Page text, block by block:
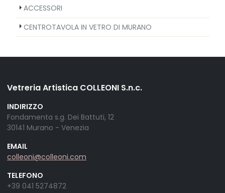
ACCESSORI
CENTROTAVOLA IN VETRO DI MURANO
Vetreria Artistica COLLEONI S.n.c.
INDIRIZZO
Fondamenta s.g. Dei Battuti, 12
30141 Murano - Venezia
EMAIL
colleoni@colleoni.com
TELEFONO
+39 041 5274872